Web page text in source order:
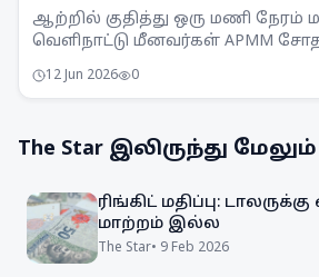
ஆற்றில் குதித்து ஒரு மணி
வெளிநாட்டு மீனவர்கள் APMM
எதிராக APMM தொடர்ந்து
12 Jun 2026 0
The Star இலிருந்து மேலும்
ரிங்கிட் மதிப்பு:
மாற்றம் இல்ல
The Star• 9 Feb 2026